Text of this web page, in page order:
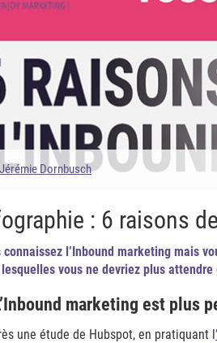
Jérémie Dornbusch
: 6 raisons
connaissez l’Inbound marketing mais
vous ne devriez plus
marketing est plus
une étude de Hubspot, en pratiquant l